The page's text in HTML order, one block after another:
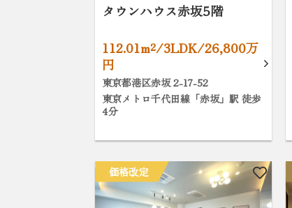
タウンハウス赤坂5階
112.01m²/3LDK/26,800万
円
東京都港区赤坂 2-17-52
東京メトロ千代田線「赤坂」駅 徒歩
4分
価格改定